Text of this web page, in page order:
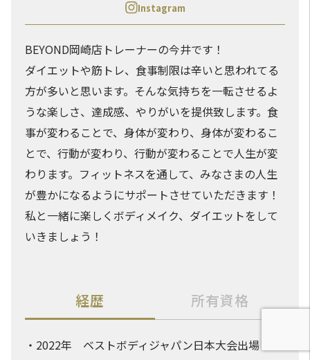
Instagram
BEYOND岡崎店トレーナーの今井です！
ダイエットや筋トレ、食事制限は辛いと思われてる
方が多いと思います。そんな気持ちを一転させるよ
うな楽しさ、達成感、やりがいを提供致します。食
事が変わることで、身体が変わり、身体が変わるこ
とで、行動が変わり、行動が変わることで人生が変
わります。フィットネスを通して、みなさまの人生
が豊かになるようにサポートさせていただきます！
私と一緒に楽しくボディメイク、ダイエットをして
いきましょう！
経歴 所有資格
・2022年 ベストボディジャパン日本大会出場